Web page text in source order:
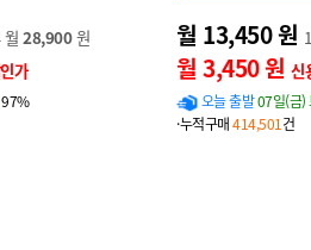
월 28,900원
가
97%
월 13,450 원
월 3,450 원 신
오늘 출발07일(금)
·누적구매414,501건